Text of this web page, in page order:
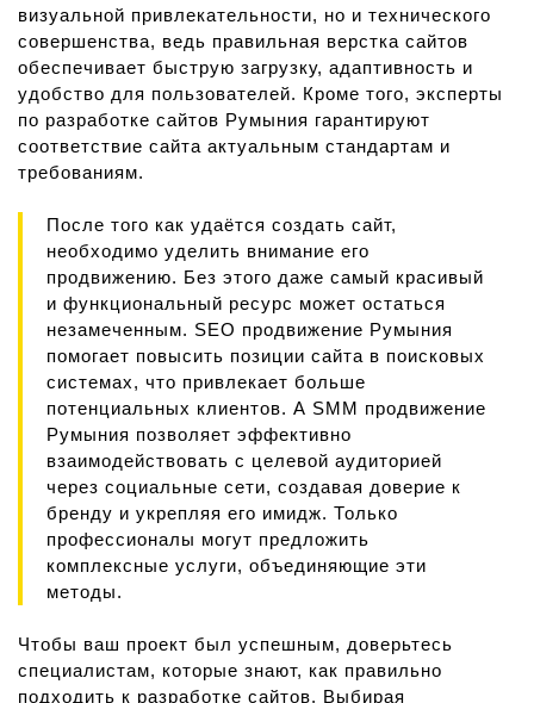
визуальной привлекательности, но и технического
совершенства, ведь правильная верстка сайтов
обеспечивает быструю загрузку, адаптивность и
удобство для пользователей. Кроме того, эксперты
по разработке сайтов Румыния гарантируют
соответствие сайта актуальным стандартам и
требованиям.
После того как удаётся создать сайт,
необходимо уделить внимание его
продвижению. Без этого даже самый красивый
и функциональный ресурс может остаться
незамеченным. SEO продвижение Румыния
помогает повысить позиции сайта в поисковых
системах, что привлекает больше
потенциальных клиентов. А SMM продвижение
Румыния позволяет эффективно
взаимодействовать с целевой аудиторией
через социальные сети, создавая доверие к
бренду и укрепляя его имидж. Только
профессионалы могут предложить
комплексные услуги, объединяющие эти
методы.
Чтобы ваш проект был успешным, доверьтесь
специалистам, которые знают, как правильно
подходить к разработке сайтов. Выбирая